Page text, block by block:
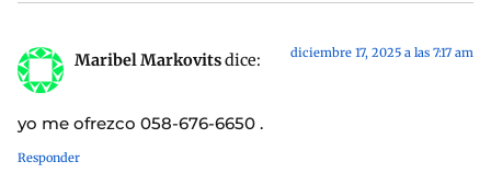
Maribel Markovitsdice: diciembre 17, 2025 a las 7:17 am
yo me ofrezco 058-676-6650 .
Responder